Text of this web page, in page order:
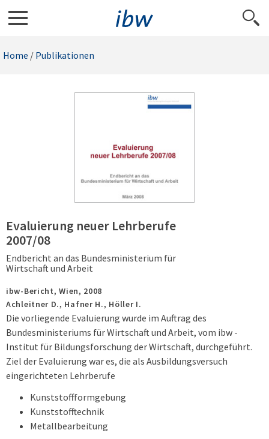
Home / Publikationen
Evaluierung neuer Lehrberufe
2007/08
Endbericht an das Bundesministerium für
Wirtschaft und Arbeit
ibw-Bericht,Wien, 2008
Achleitner D., Hafner H., Höller I.
Die vorliegende Evaluierung wurde im Auftrag des
Bundesministeriums für Wirtschaft und Arbeit, vom ibw -
Institut für Bildungsforschung der Wirtschaft, durchgeführt.
Ziel der Evaluierung war es, die als Ausbildungsversuch
eingerichteten Lehrberufe
Kunststoffformgebung
Kunststofftechnik
Metallbearbeitung